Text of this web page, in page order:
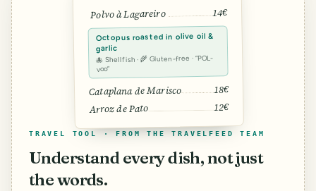
Polvo à Lagareiro 14€
Octopus roasted in olive oil &
garlic
🐙 Shellfish · 🌾 Gluten-free · “POL-
voo”
Cataplana de Marisco 18€
Arroz de Pato 12€
TRAVEL TOOL · FROM THE TRAVELFEED TEAM
Understand every dish, not just
the words.